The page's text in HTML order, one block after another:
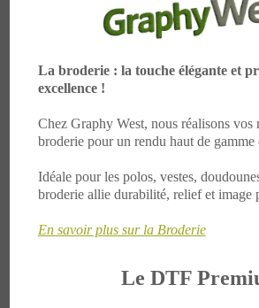
La broderie : la touche élégante et
excellence !
Chez Graphy West, nous réalisons vos
broderie pour un rendu haut de gamme
Idéale pour les polos, vestes,
broderie allie durabilité, relief et image
En savoir plus sur la Broderie
Le DTF